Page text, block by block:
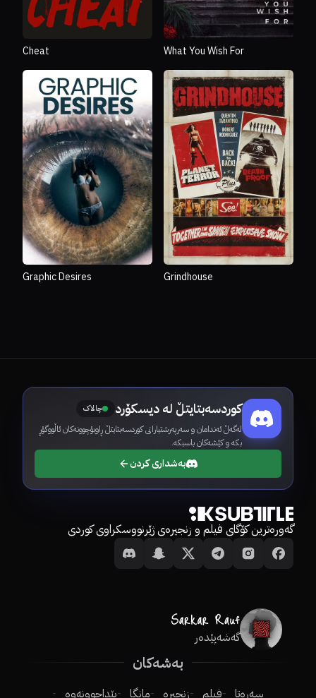
Cheat What You Wish For
Graphic Desires Grindhouse
کوردسەبتایتڵ لە دیسکۆرد چالاک
لەگەڵ ئەندامان و سەرپەرشتیارانی کوردسەبتایتڵ ڕاوبۆچوونەکان ئاڵووگۆڕ
بکە و کێشەکان باسبکە.
بەشداری کردن
گەورەترین کۆگای فیلم و زنجیرەی ژێرنووسکراوی کوردی
گەشەپێدەر
بەشەکان
سەرەتا فیلم زنجیرە مانگا پێداچوونەوە